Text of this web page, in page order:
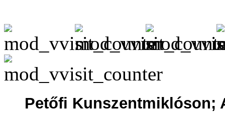
Petőfi Kunszentmiklóson;